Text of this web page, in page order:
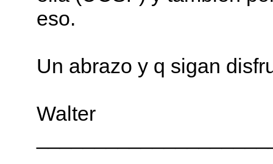
eso.
Un abrazo y q sigan
Walter